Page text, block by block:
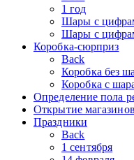
1 год
Шары с
Шары с
Коробка-сюрприз
Back
Коробка без
Коробка с
Определение пола
Открытие магазинов
Праздники
Back
1 сентября